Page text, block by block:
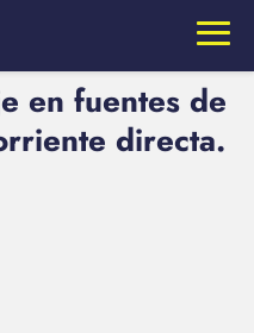
en fuentes de
directa.